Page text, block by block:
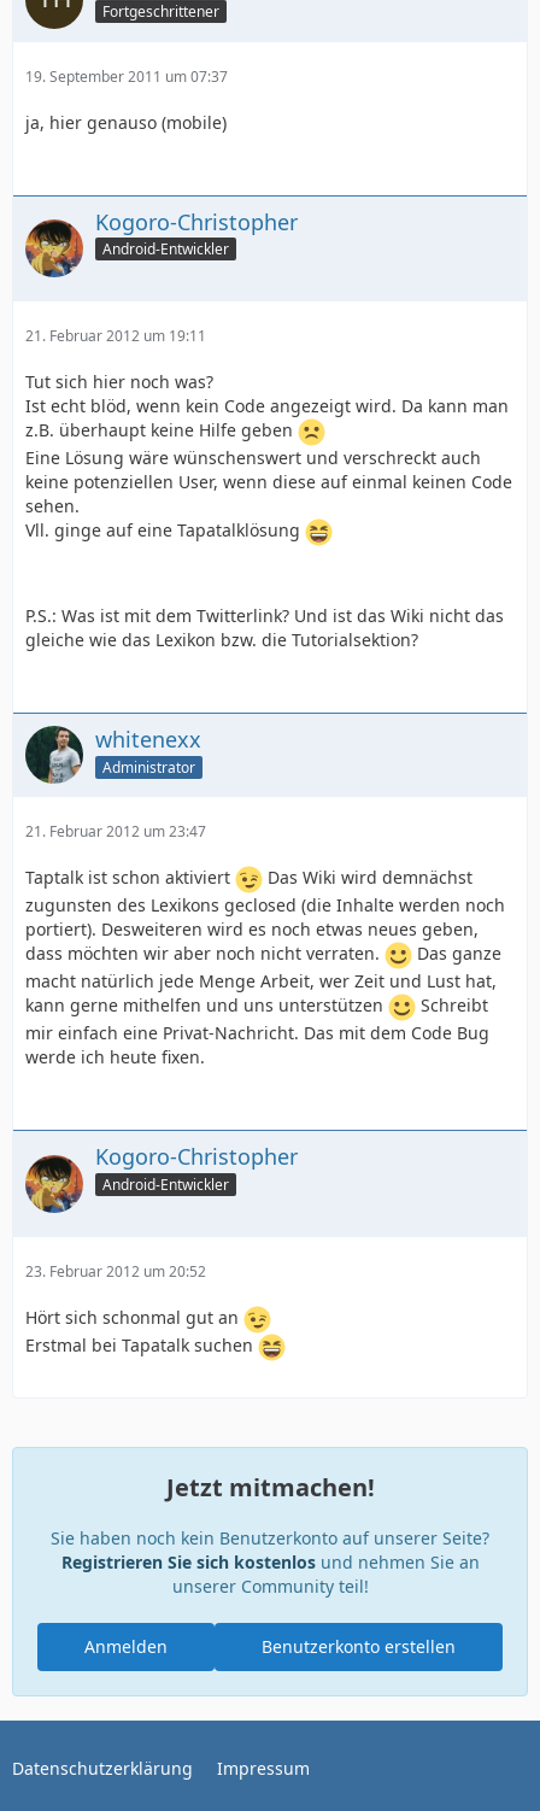
Fortgeschrittener
19. September 2011 um 07:37
ja, hier genauso (mobile)
Kogoro-Christopher
Android-Entwickler
21. Februar 2012 um 19:11
Tut sich hier noch was?
Ist echt blöd, wenn kein Code angezeigt wird. Da kann man
z.B. überhaupt keine Hilfe geben
Eine Lösung wäre wünschenswert und verschreckt auch
keine potenziellen User, wenn diese auf einmal keinen Code
sehen.
Vll. ginge auf eine Tapatalklösung
P.S.: Was ist mit dem Twitterlink? Und ist das Wiki nicht das
gleiche wie das Lexikon bzw. die Tutorialsektion?
whitenexx
Administrator
21. Februar 2012 um 23:47
Taptalk ist schon aktiviert
Das Wiki wird demnächst
zugunsten des Lexikons geclosed (die Inhalte werden noch
portiert). Desweiteren wird es noch etwas neues geben,
dass möchten wir aber noch nicht verraten.
Das ganze
macht natürlich jede Menge Arbeit, wer Zeit und Lust hat,
kann gerne mithelfen und uns unterstützen
Schreibt
mir einfach eine Privat-Nachricht. Das mit dem Code Bug
werde ich heute fixen.
Kogoro-Christopher
Android-Entwickler
23. Februar 2012 um 20:52
Hört sich schonmal gut an
Erstmal bei Tapatalk suchen
Jetzt mitmachen!
Sie haben noch kein Benutzerkonto auf unserer Seite?
Registrieren Sie sich kostenlosund nehmen Sie an
unserer Community teil!
Benutzerkonto erstellen
Anmelden
Datenschutzerklärung Impressum